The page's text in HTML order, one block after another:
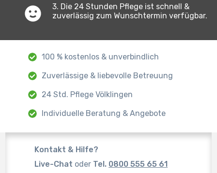
3. Die 24 Stunden Pflege ist schnell &
zuverlässig zum Wunschtermin verfügbar.
100 % kostenlos & unverbindlich
Zuverlässige & liebevolle Betreuung
24 Std. Pflege Völklingen
Individuelle Beratung & Angebote
Kontakt & Hilfe?
Live-Chat oder Tel. 0800 555 65 61